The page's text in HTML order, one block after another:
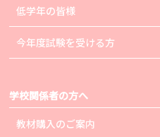
低学年の皆様
今年度試験を受ける方
学校関係者の方へ
教材購入のご案内